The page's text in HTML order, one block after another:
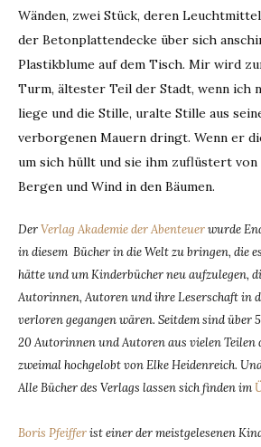
Wänden, zwei Stück, deren
der Betonplattendecke über sich
Plastikblume auf dem Tisch. Mir wird
Turm, ältester Teil der Stadt, wenn ich
liege und die Stille, uralte Stille aus
verborgenen Mauern dringt. Wenn er
um sich hüllt und sie ihm zuflüstert von
Bergen und Wind in den Bäumen.
DerVerlag Akademie der Abenteuerwurde
in diesem Bücher in die Welt zu bringen, die
hätte und um Kinderbücher neu aufzulegen,
Autorinnen, Autoren und ihre Leserschaft in
verloren gegangen wären. Seitdem sind über
20 Autorinnen und Autoren aus vielen Teilen
zweimal hochgelobt von Elke Heidenreich.
Alle Bücher des Verlags lassen sich finden im
Boris Pfeifferist einer der meistgelesenen